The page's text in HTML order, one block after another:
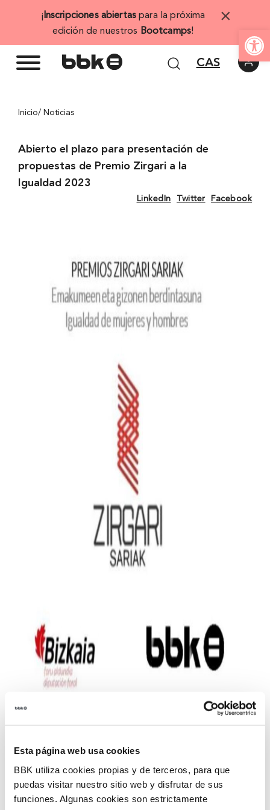
Abrir
Esta página web usa cookies
BBK utiliza cookies propias y de terceros, para que
puedas visitar nuestro sitio web y disfrutar de sus
funciones. Algunas cookies son estrictamente
¡ Inscripciones abiertas para la próxima
edición de nuestros Bootcamps!
×
CAS
Inicio/ Noticias
Abierto el plazo para presentación de
propuestas de Premio Zirgari a la
Igualdad 2023
LinkedIn Twitter Facebook
entregar con motivo del 8 de marzo (Día
Internacional de la Mujer) los Premios Zirgari a la
Igualdad, para los que se ha abierto ya a toda la
ciudadanía el plazo de presentación de propuestas